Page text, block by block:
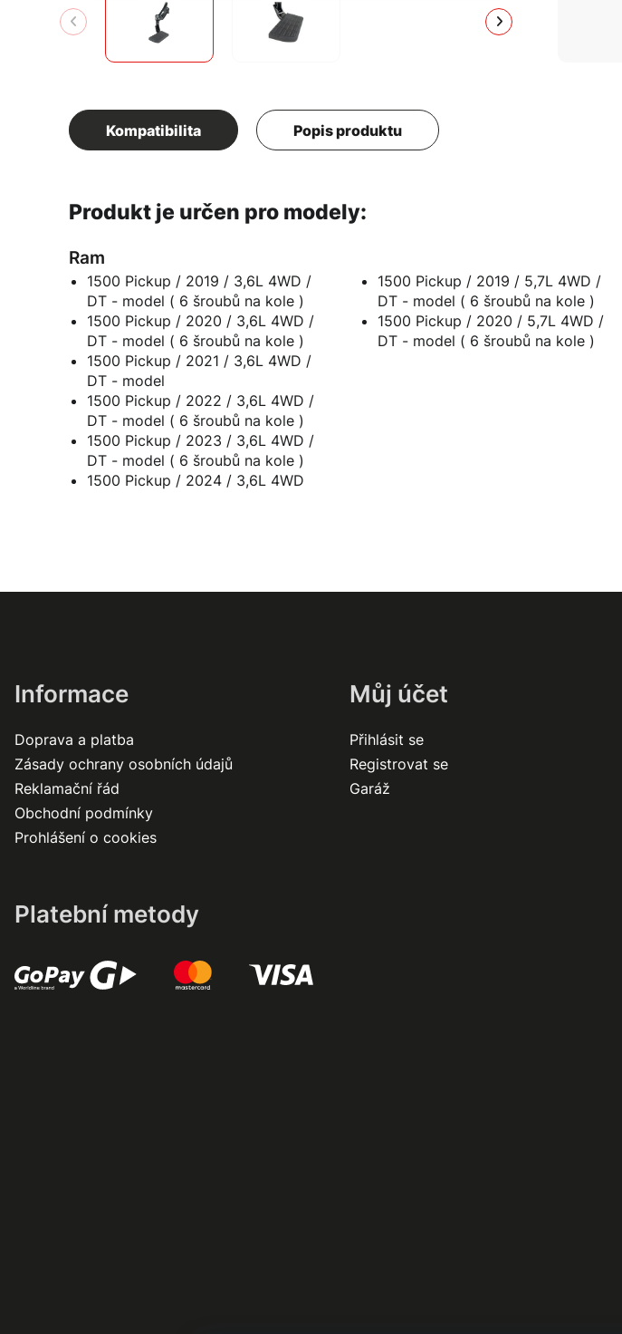
Kompatibilita Popis produktu
Produkt je určen pro modely:
Ram
1500 Pickup / 2019 / 3,6L 4WD /
DT - model ( 6 šroubů na kole )
1500 Pickup / 2020 / 3,6L 4WD /
DT - model ( 6 šroubů na kole )
1500 Pickup / 2021 / 3,6L 4WD /
DT - model
1500 Pickup / 2022 / 3,6L 4WD /
DT - model ( 6 šroubů na kole )
1500 Pickup / 2023 / 3,6L 4WD /
DT - model ( 6 šroubů na kole )
1500 Pickup / 2024 / 3,6L 4WD
1500 Pickup / 2019 / 5,7L 4WD /
DT - model ( 6 šroubů na kole )
1500 Pickup / 2020 / 5,7L 4WD /
DT - model ( 6 šroubů na kole )
Informace
Doprava a platba
Zásady ochrany osobních údajů
Reklamační řád
Obchodní podmínky
Prohlášení o cookies
Platební metody
Můj účet
Přihlásit se
Registrovat se
Garáž